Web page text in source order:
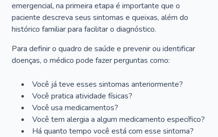
emergencial, na primeira etapa é importante que o
paciente descreva seus sintomas e queixas, além do
histórico familiar para facilitar o diagnóstico.
Para definir o quadro de saúde e prevenir ou identificar
doenças, o médico pode fazer perguntas como:
Você já teve esses sintomas anteriormente?
Você pratica atividade físicas?
Você usa medicamentos?
Você tem alergia a algum medicamento específico?
Há quanto tempo você está com esse sintoma?